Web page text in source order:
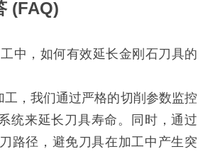
(FAQ)
中，如何有效延长金刚石刀具的
，我们通过严格的切削参数监控
统来延长刀具寿命。同时，通过
路径，避免刀具在加工中产生突